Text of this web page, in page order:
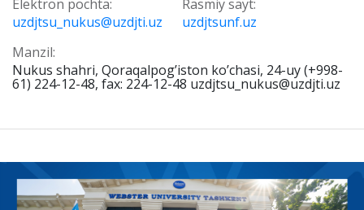
Elektron pochta:
uzdjtsu_nukus@uzdjti.uz
Rasmiy sayt:
uzdjtsunf.uz
Manzil:
Nukus shahri, Qoraqalpog’iston ko’chasi, 24-uy (+998-
61) 224-12-48, fax: 224-12-48 uzdjtsu_nukus@uzdjti.uz